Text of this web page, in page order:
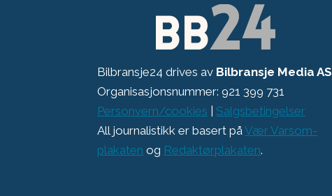
Bilbransje24 drives av Bilbransje Media AS
Organisasjonsnummer: 921 399 731
Personvern/cookies
Salgsbetingelser
All journalistikk er basert påVær Varsom-
plakaten og Redaktørplakaten.